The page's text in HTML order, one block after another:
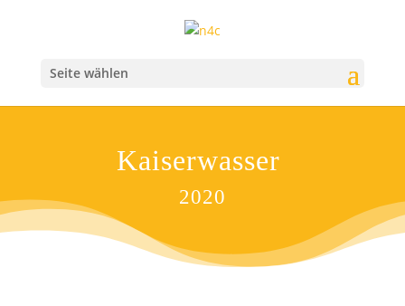
Seite wählen
Kaiserwasser
2020